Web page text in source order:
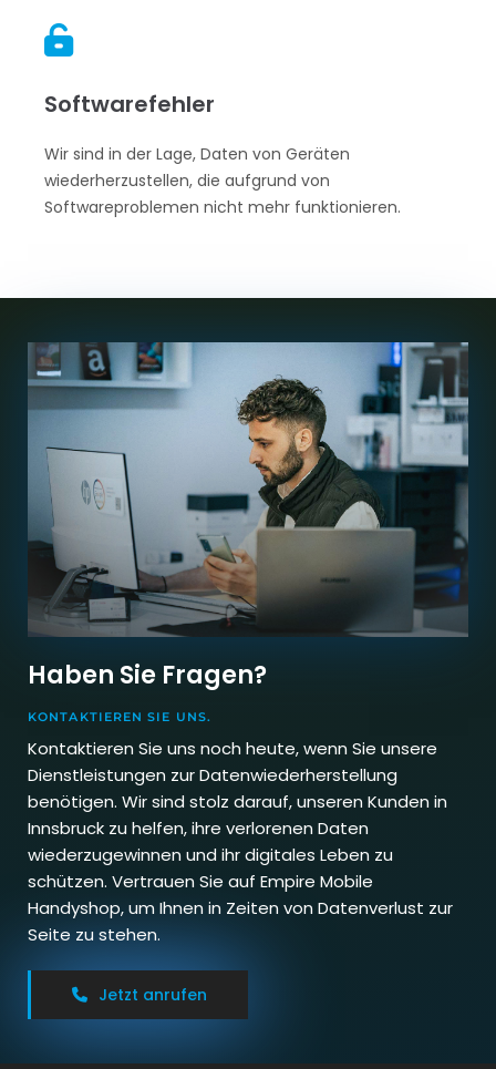

Softwarefehler
Wir sind in der Lage, Daten von Geräten
wiederherzustellen, die aufgrund von
Softwareproblemen nicht mehr funktionieren.
Haben Sie Fragen?
KONTAKTIEREN SIE UNS.
Kontaktieren Sie uns noch heute, wenn Sie unsere
Dienstleistungen zur Datenwiederherstellung
benötigen. Wir sind stolz darauf, unseren Kunden in
Innsbruck zu helfen, ihre verlorenen Daten
wiederzugewinnen und ihr digitales Leben zu
schützen. Vertrauen Sie auf Empire Mobile
Handyshop, um Ihnen in Zeiten von Datenverlust zur
Seite zu stehen.
Jetzt anrufen